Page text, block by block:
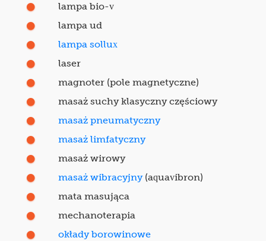
lampa bio-v
lampa ud
lampa sollux
laser
magnoter (pole magnetyczne)
masaż suchy klasyczny częściowy
masaż pneumatyczny
masaż limfatyczny
masaż wirowy
masaż wibracyjny (aquavibron)
mata masująca
mechanoterapia
okłady borowinowe